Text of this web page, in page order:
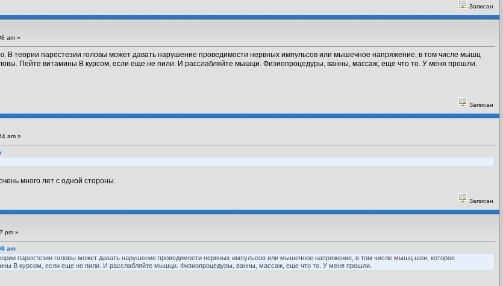
Записан
am »
В теории парестезии головы может давать нарушение проведимости нервных импульсов или мышечное напряжение, в том числе мышц
Пейте витамины B курсом, если еще не пили. И расслабляйте мышци. Физиопроцедуры, ванны, массаж, еще что то. У меня прошли.
Записан
am »
много лет с одной стороны.
Записан
pm »
am
парестезии головы может давать нарушение проведимости нервных импульсов или мышечное напряжение, в том числе мышц шеи, которое
B курсом, если еще не пили. И расслабляйте мышци. Физиопроцедуры, ванны, массаж, еще что то. У меня прошли.